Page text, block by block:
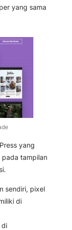
yang sama
yang
pada tampilan
sendiri, pixel
di
di